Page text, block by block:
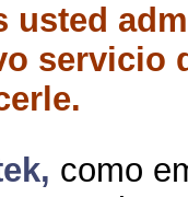
usted
servicio
como